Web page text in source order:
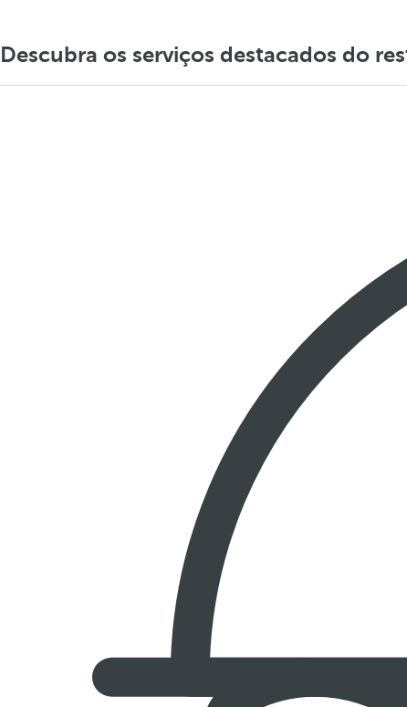
Descubra os serviços destacados do